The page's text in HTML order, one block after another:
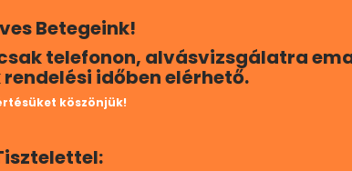
Betegeink!
telefonon, alvásvizsgálatra
időben elérhető.
köszönjük!